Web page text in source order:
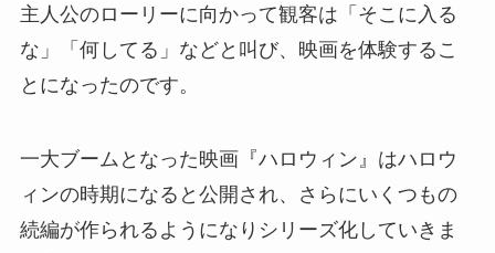
主人公のローリーに向かって観客は「そこに入る
な」「何してる」などと叫び、映画を体験するこ
とになったのです。
一大ブームとなった映画『ハロウィン』はハロウ
ィンの時期になると公開され、さらにいくつもの
続編が作られるようになりシリーズ化していきま